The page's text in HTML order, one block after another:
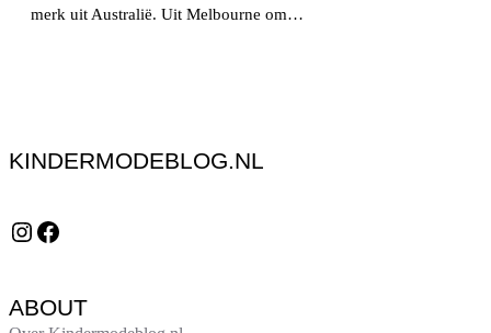
merk uit Australië. Uit Melbourne om…
KINDERMODEBLOG.NL
Instagram Facebook
ABOUT